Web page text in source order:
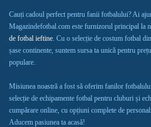
Cauți cadoul perfect pentru fanii fotbalului? Ai
Magazindefotbal.com este furnizorul principal la
de fotbal ieftine. Cu o selecție de costum fotbal
șase continente, suntem sursa ta unică pentru
populare.
Misiunea noastră a fost să oferim fanilor
selecție de echipamente fotbal pentru cluburi și
cumpărare online, cu opțiuni complete de
Aducem pasiunea ta acasă!